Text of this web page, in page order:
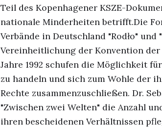
Teil des Kopenhagener KSZE-
nationale Minderheiten betrifft.Die
Verbände in Deutschland "Rodło"
Vereinheitlichung der Konvention
Jahre 1992 schufen die Möglichkeit
zu handeln und sich zum Wohle der
Rechte zusammenzuschließen. Dr.
"Zwischen zwei Welten" die Anzahl
ihren bescheidenen Verhältnissen